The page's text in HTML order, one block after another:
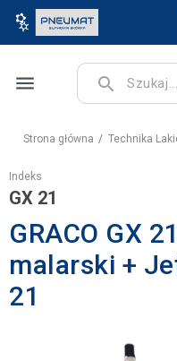
menu search
Strona główna Technika
Indeks
GX 21
GRACO GX
malarski +
21